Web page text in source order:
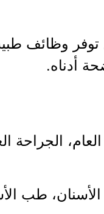
وظائف
أدناه.
الجراحة
طب